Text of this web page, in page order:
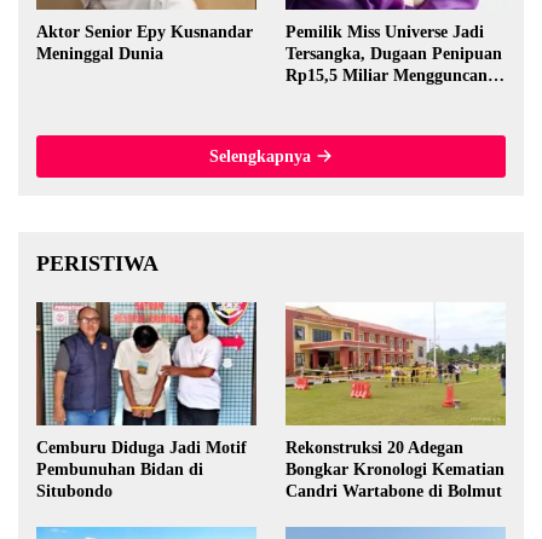
Aktor Senior Epy Kusnandar
Meninggal Dunia
Pemilik Miss Universe Jadi
Tersangka, Dugaan Penipuan
Rp15,5 Miliar Mengguncang
Selengkapnya
PERISTIWA
Cemburu Diduga Jadi Motif
Pembunuhan Bidan di
Situbondo
Rekonstruksi 20 Adegan
Bongkar Kronologi Kematian
Candri Wartabone di Bolmut